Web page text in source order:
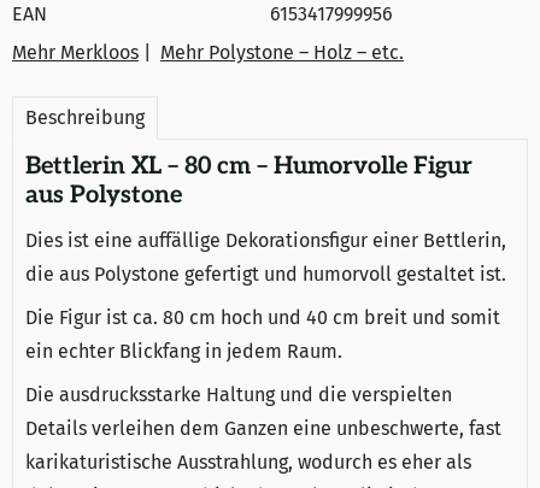
EAN
6153417999956
Mehr Merkloos
Mehr Polystone – Holz – etc.
Beschreibung
Bettlerin XL – 80 cm – Humorvolle Figur
aus Polystone
Dies ist eine auffällige Dekorationsfigur einer Bettlerin,
die aus Polystone gefertigt und humorvoll gestaltet ist.
Die Figur ist ca. 80 cm hoch und 40 cm breit und somit
ein echter Blickfang in jedem Raum.
Die ausdrucksstarke Haltung und die verspielten
Details verleihen dem Ganzen eine unbeschwerte, fast
karikaturistische Ausstrahlung, wodurch es eher als